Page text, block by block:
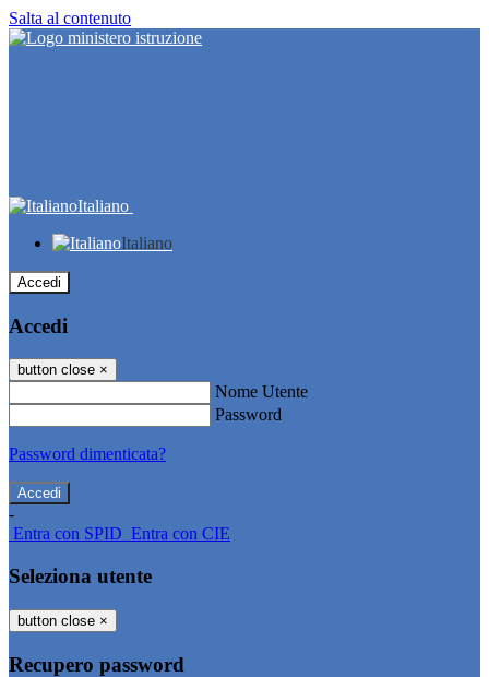
Salta al contenuto
Italiano
Italiano
Accedi
Accedi
button close ×
Nome Utente
Password
Password dimenticata?
-
Entra con SPID Entra con CIE
Seleziona utente
button close ×
Recupero password